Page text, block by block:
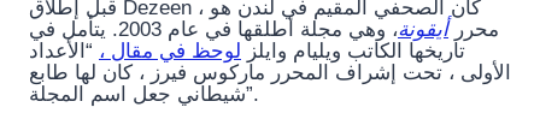
قبل إطلاق Dezeen ، كان الصحفي المقيم في لندن هو
محررأيقونة
، وهي مجلة أطلقها في عام 2003. يتأمل في
تاريخها الكاتب ويليام وايلز لوحظ في مقال ، “الأعداد
الأولى ، تحت إشراف المحرر ماركوس فيرز ، كان لها طابع
شيطاني جعل اسم المجلة”.